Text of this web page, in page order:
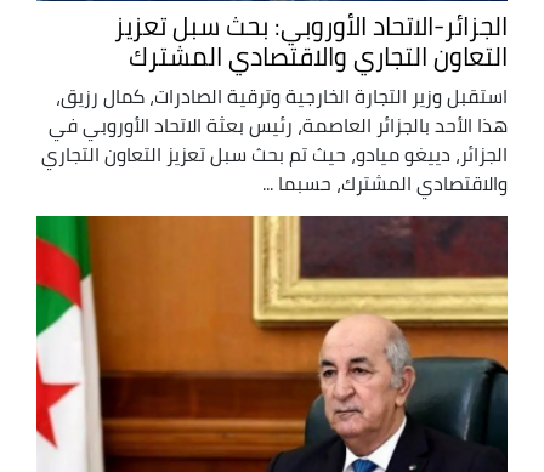
الجزائر-الاتحاد الأوروبي: بحث سبل تعزيز
التعاون التجاري والاقتصادي المشترك
استقبل وزير التجارة الخارجية وترقية الصادرات، كمال رزيق،
هذا الأحد بالجزائر العاصمة، رئيس بعثة الاتحاد الأوروبي في
الجزائر، دييغو ميادو، حيث تم بحث سبل تعزيز التعاون التجاري
والاقتصادي المشترك، حسبما ...